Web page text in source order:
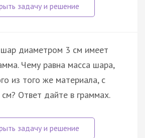
диаметром 3 см имеет
Чему равна масса шара,
из того же материала, с
Ответ дайте в граммах.